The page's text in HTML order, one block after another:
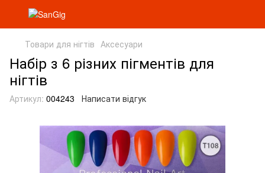
Товари для нігтів Аксесуари
Набір з 6 різних пігментів для
нігтів
Артикул: 004243 Написати відгук